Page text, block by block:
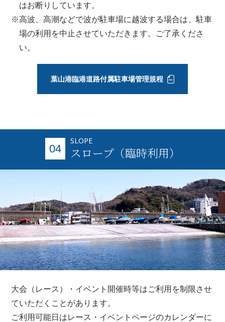
はお断りしています。
※高波、高潮などで波が駐車場に越波する場合は、駐車
場の利用を中止させていただきます。ご了承くださ
い。
葉山港臨港道路付属駐車場管理規程
04
SLOPE
スロープ（臨時利用）
大会（レース）・イベント開催時等はご利用を制限させ
ていただくことがあります。
ご利用可能日はレース・イベントページのカレンダーに